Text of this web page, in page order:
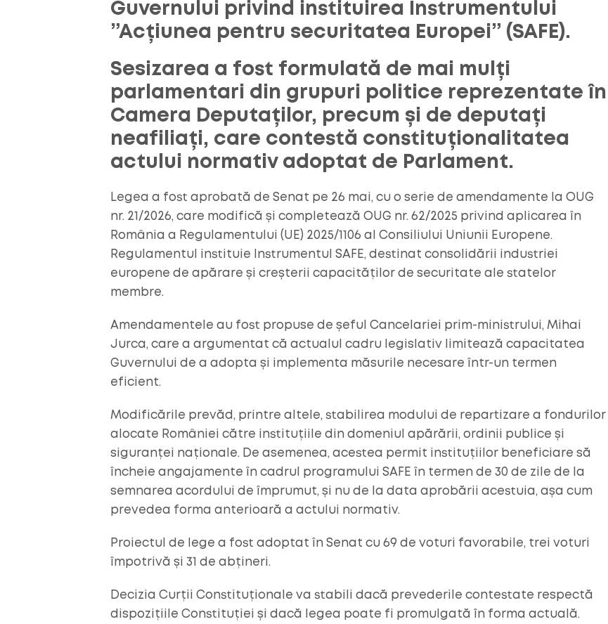
Guvernului privind instituirea Instrumentului
”Acțiunea pentru securitatea Europei” (SAFE).
Sesizarea a fost formulată de mai mulți
parlamentari din grupuri politice reprezentate în
Camera Deputaților, precum și de deputați
neafiliați, care contestă constituționalitatea
actului normativ adoptat de Parlament.
Legea a fost aprobată de Senat pe 26 mai, cu o serie de amendamente la OUG
nr. 21/2026, care modifică și completează OUG nr. 62/2025 privind aplicarea în
România a Regulamentului (UE) 2025/1106 al Consiliului Uniunii Europene.
Regulamentul instituie Instrumentul SAFE, destinat consolidării industriei
europene de apărare și creșterii capacităților de securitate ale statelor
membre.
Amendamentele au fost propuse de șeful Cancelariei prim-ministrului, Mihai
Jurca, care a argumentat că actualul cadru legislativ limitează capacitatea
Guvernului de a adopta și implementa măsurile necesare într-un termen
eficient.
Modificările prevăd, printre altele, stabilirea modului de repartizare a fondurilor
alocate României către instituțiile din domeniul apărării, ordinii publice și
siguranței naționale. De asemenea, acestea permit instituțiilor beneficiare să
încheie angajamente în cadrul programului SAFE în termen de 30 de zile de la
semnarea acordului de împrumut, și nu de la data aprobării acestuia, așa cum
prevedea forma anterioară a actului normativ.
Proiectul de lege a fost adoptat în Senat cu 69 de voturi favorabile, trei voturi
împotrivă și 31 de abțineri.
Decizia Curții Constituționale va stabili dacă prevederile contestate respectă
dispozițiile Constituției și dacă legea poate fi promulgată în forma actuală.